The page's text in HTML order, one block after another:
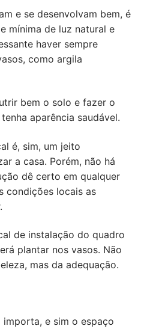
e se desenvolvam bem, é
mínima de luz natural e
haver sempre
como argila
bem o solo e fazer o
aparência saudável.
é, sim, um jeito
a casa. Porém, não há
dê certo em qualquer
condições locais as
de instalação do quadro
plantar nos vasos. Não
mas da adequação.
importa, e sim o espaço